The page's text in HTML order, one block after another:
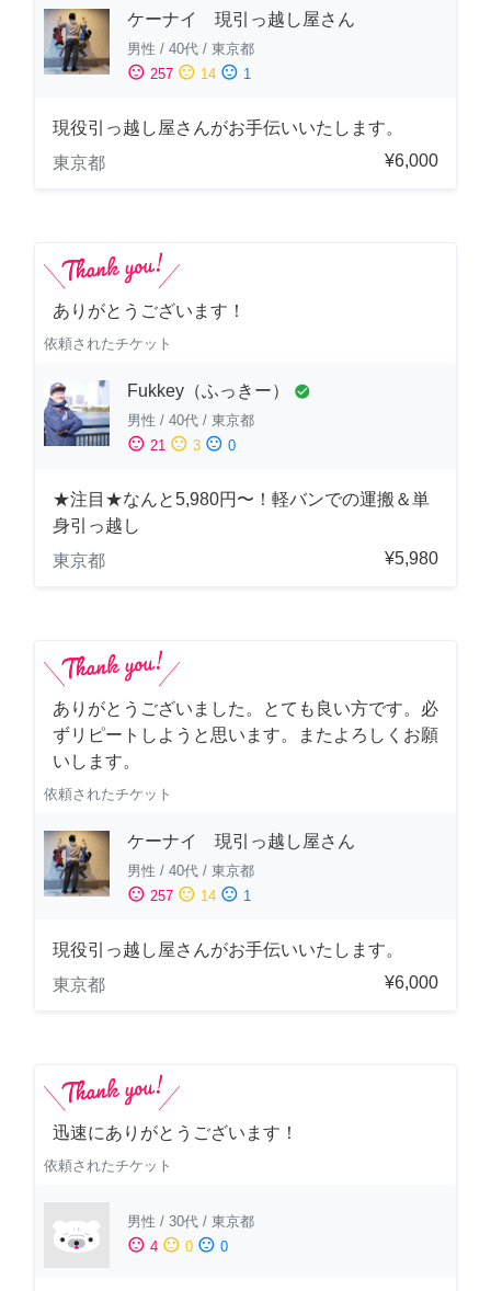
ケーナイ 現引っ越し屋さん
男性 / 40代 / 東京都
sentiment_satisfied 257 sentiment_neutral 14 sentiment_dissatisfied 1
現役引っ越し屋さんがお手伝いいたします。
東京都
¥6,000
ありがとうございます！
依頼されたチケット
Fukkey（ふっきー） check_circle
男性 / 40代 / 東京都
sentiment_satisfied 21 sentiment_neutral 3 sentiment_dissatisfied 0
★注目★なんと5,980円〜！軽バンでの運搬＆単
身引っ越し
東京都
¥5,980
ありがとうございました。とても良い方です。必
ずリピートしようと思います。またよろしくお願
いします。
依頼されたチケット
ケーナイ 現引っ越し屋さん
男性 / 40代 / 東京都
sentiment_satisfied 257 sentiment_neutral 14 sentiment_dissatisfied 1
現役引っ越し屋さんがお手伝いいたします。
東京都
¥6,000
迅速にありがとうございます！
依頼されたチケット
男性 / 30代 / 東京都
sentiment_satisfied 4 sentiment_neutral 0 sentiment_dissatisfied 0